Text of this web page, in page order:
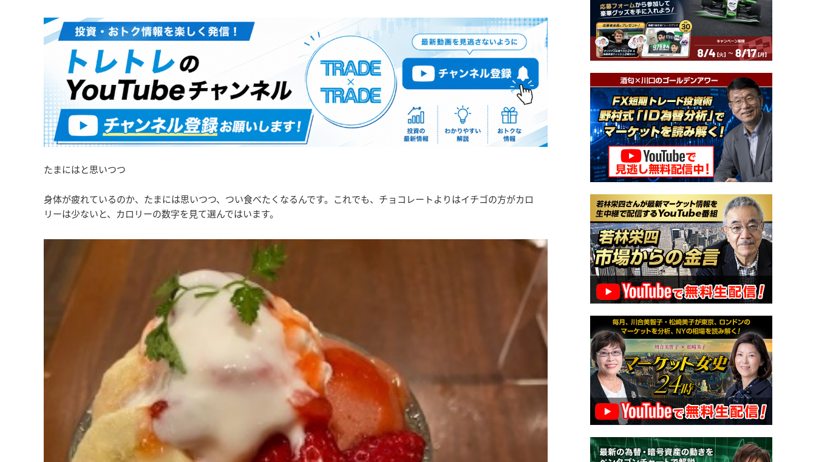
たまにはと思いつつ
身体が疲れているのか、たまには思いつつ、つい食べたくなるんです。これでも、チョコレートよりはイチゴの方がカロ
リーは少ないと、カロリーの数字を見て選んではいます。